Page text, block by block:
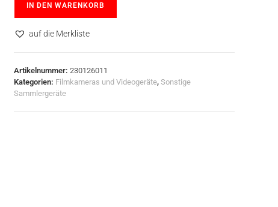
IN DEN WARENKORB
auf die Merkliste
Artikelnummer:230126011
Kategorien: Filmkameras und Videogeräte,Sonstige
Sammlergeräte